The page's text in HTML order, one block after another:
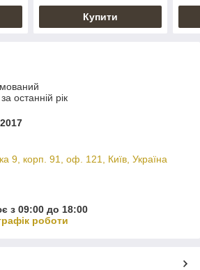
Купити
останній рік
9, корп. 91, оф. 121, Київ, Україна
з 09:00 до 18:00
роботи